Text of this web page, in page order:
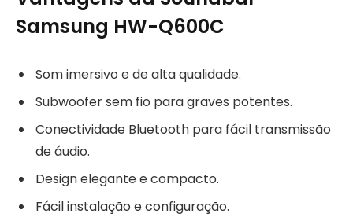
Samsung HW-Q600C
Som imersivo e de alta qualidade.
Subwoofer sem fio para graves potentes.
Conectividade Bluetooth para fácil transmissão
de áudio.
Design elegante e compacto.
Fácil instalação e configuração.